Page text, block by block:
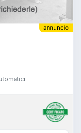
annuncio